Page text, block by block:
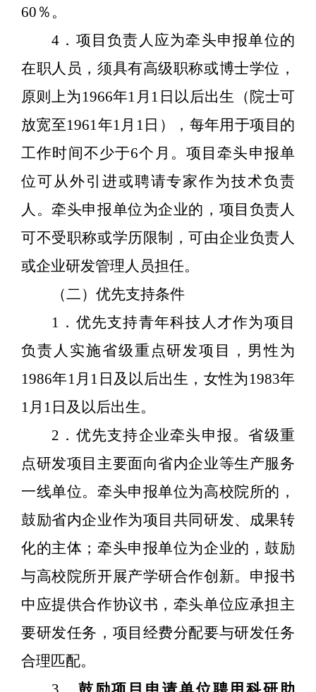
60 ％。
4 ．项目负责人应为牵头申报单位的
在职人员，须具有高级职称或博士学位，
原则上为 1966年1 月 1 日以后出生（院士可
放宽至1961年1月 1 日），每年用于项目的
工作时间不少于6个月。项目牵头申报单
位可从外引进或聘请专家作为技术负责
人。牵头申报单位为企业的，项目负责人
可不受职称或学历限制，可由企业负责人
或企业研发管理人员担任。
（二）优先支持条件
1 ．优先支持青年科技人才作为项目
负责人实施省级重点研发项目，男性为
1986年1月 1 日及以后出生，女性为 1983年
1月 1 日及以后出生。
2 ．优先支持企业牵头申报。省级重
点研发项目主要面向省内企业等生产服务
一线单位。牵头申报单位为高校院所的，
鼓励省内企业作为项目共同研发、成果转
化的主体；牵头申报单位为企业的，鼓励
与高校院所开展产学研合作创新。申报书
中应提供合作协议书，牵头单位应承担主
要研发任务，项目经费分配要与研发任务
合理匹配。